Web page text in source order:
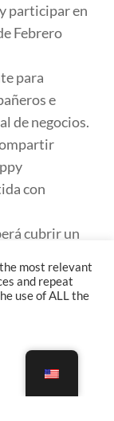
participar en
Febrero
para
e
de negocios.
con
cubrir un
deberá
most relevant
and repeat
use of ALL the